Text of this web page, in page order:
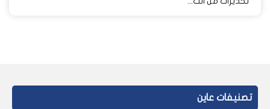
تصنيفات عاين